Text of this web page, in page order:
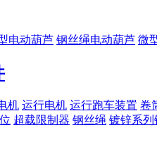
电动葫芦 钢丝绳电动葫芦 微
机 运行电机 运行跑车装置 卷
超载限制器 钢丝绳 镀锌系列